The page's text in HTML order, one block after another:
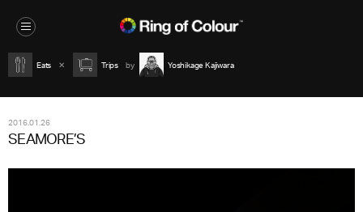
Eats Trips Yoshikage Kajiwara
2016.01.26
SEAMORE’S